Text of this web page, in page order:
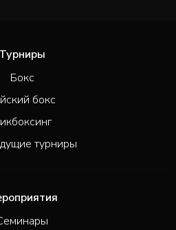
Турниры
Бокс
бокс
турниры